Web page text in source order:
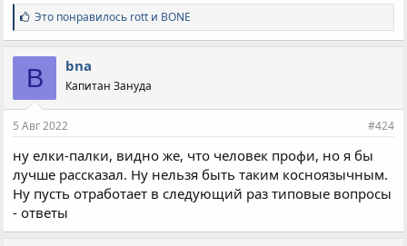
С
и
м
п
а
т
и
:
Это понравилось rott и BONE
B bna
Капитан Зануда
5 Авг 2022 #424
ну елки-палки, видно же, что человек профи, но я бы
лучше рассказал. Ну нельзя быть таким косноязычным.
Ну пусть отработает в следующий раз типовые вопросы
- ответы